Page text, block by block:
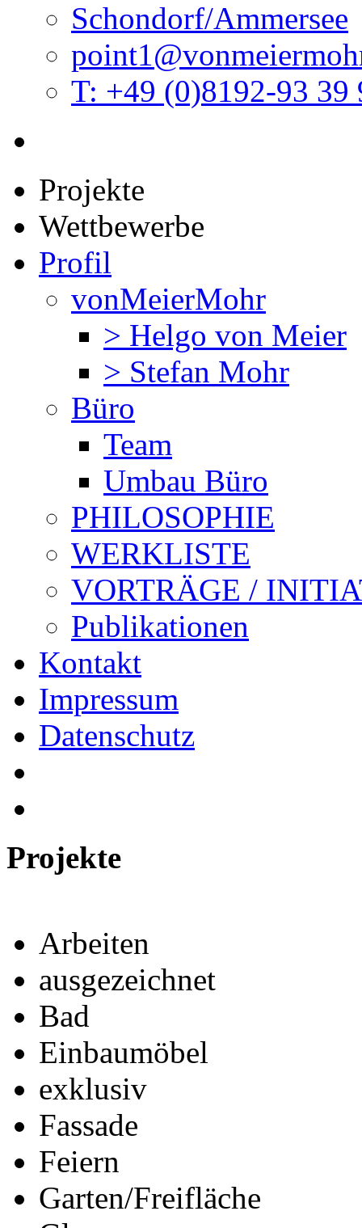
Schondorf/Ammersee
T: +49 (0)8192-93 39
Projekte
Wettbewerbe
Profil
vonMeierMohr
> Helgo von Meier
> Stefan Mohr
Büro
Team
Umbau Büro
PHILOSOPHIE
WERKLISTE
VORTRÄGE /
Publikationen
Kontakt
Impressum
Datenschutz
Projekte
Arbeiten
ausgezeichnet
Bad
Einbaumöbel
exklusiv
Fassade
Feiern
Garten/Freifläche